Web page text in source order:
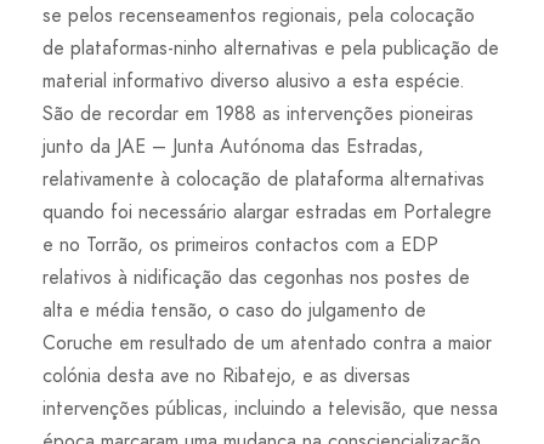
se pelos recenseamentos regionais, pela colocação
de plataformas-ninho alternativas e pela publicação de
material informativo diverso alusivo a esta espécie.
São de recordar em 1988 as intervenções pioneiras
junto da JAE – Junta Autónoma das Estradas,
relativamente à colocação de plataforma alternativas
quando foi necessário alargar estradas em Portalegre
e no Torrão, os primeiros contactos com a EDP
relativos à nidificação das cegonhas nos postes de
alta e média tensão, o caso do julgamento de
Coruche em resultado de um atentado contra a maior
colónia desta ave no Ribatejo, e as diversas
intervenções públicas, incluindo a televisão, que nessa